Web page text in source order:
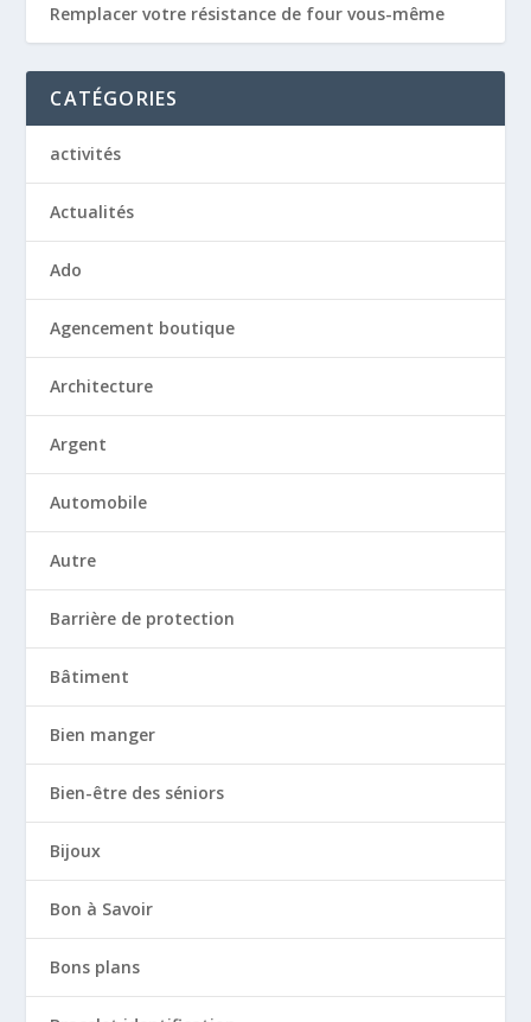
Remplacer votre résistance de four vous-même
CATÉGORIES
activités
Actualités
Ado
Agencement boutique
Architecture
Argent
Automobile
Autre
Barrière de protection
Bâtiment
Bien manger
Bien-être des séniors
Bijoux
Bon à Savoir
Bons plans